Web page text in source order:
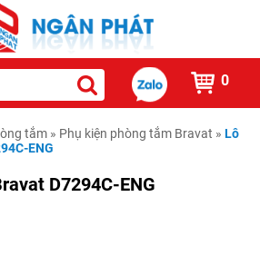
0
tắm » Phụ kiện phòng tắm Bravat » Lô
ENG
D7294C-ENG